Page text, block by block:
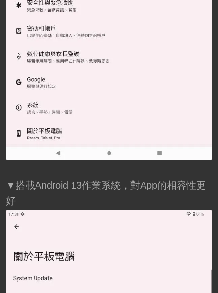
▼搭載Android 13作業系統，對App的相容性更
好